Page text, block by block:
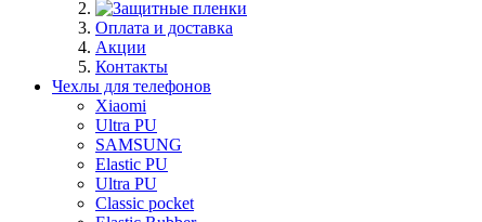
Оплата и доставка
Акции
Контакты
Чехлы для телефонов
Xiaomi
Ultra PU
SAMSUNG
Elastic PU
Ultra PU
Classic pocket